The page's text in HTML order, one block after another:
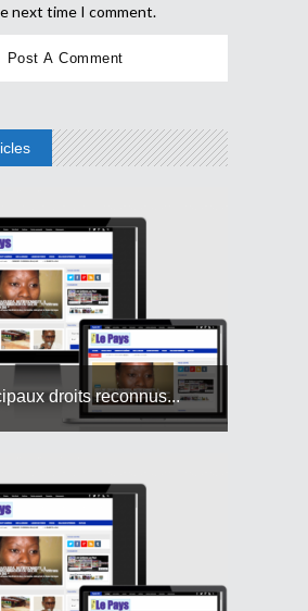
next time I comment.
droits reconnus...